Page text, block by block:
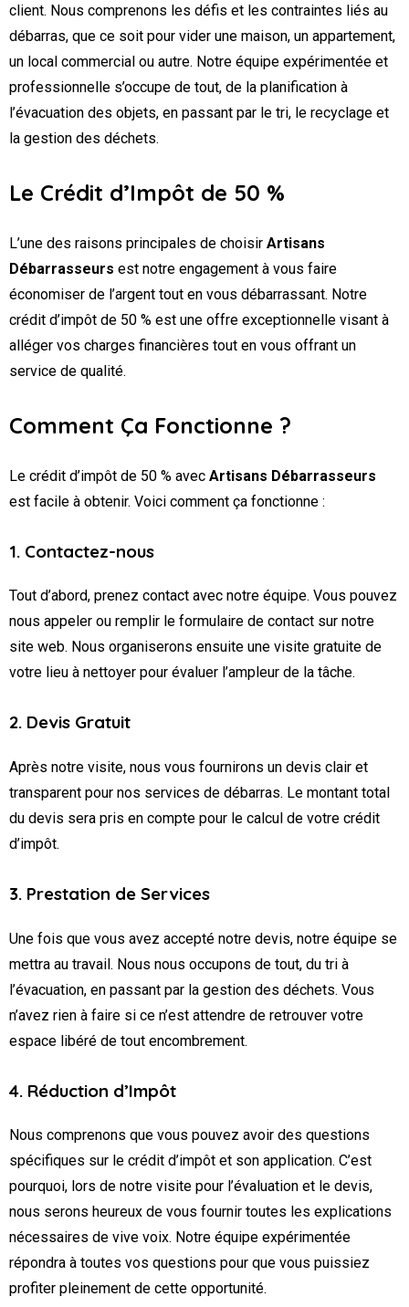
client. Nous comprenons les défis et les contraintes liés au
débarras, que ce soit pour vider une maison, un appartement,
un local commercial ou autre. Notre équipe expérimentée et
professionnelle s’occupe de tout, de la planification à
l’évacuation des objets, en passant par le tri, le recyclage et
la gestion des déchets.
Le Crédit d’Impôt de 50 %
L’une des raisons principales de choisir Artisans
Débarrasseurs est notre engagement à vous faire
économiser de l’argent tout en vous débarrassant. Notre
crédit d’impôt de 50 % est une offre exceptionnelle visant à
alléger vos charges financières tout en vous offrant un
service de qualité.
Comment Ça Fonctionne ?
Le crédit d’impôt de 50 % avec Artisans Débarrasseurs
est facile à obtenir. Voici comment ça fonctionne :
1. Contactez-nous
Tout d’abord, prenez contact avec notre équipe. Vous pouvez
nous appeler ou remplir le formulaire de contact sur notre
site web. Nous organiserons ensuite une visite gratuite de
votre lieu à nettoyer pour évaluer l’ampleur de la tâche.
2. Devis Gratuit
Après notre visite, nous vous fournirons un devis clair et
transparent pour nos services de débarras. Le montant total
du devis sera pris en compte pour le calcul de votre crédit
d’impôt.
3. Prestation de Services
Une fois que vous avez accepté notre devis, notre équipe se
mettra au travail. Nous nous occupons de tout, du tri à
l’évacuation, en passant par la gestion des déchets. Vous
n’avez rien à faire si ce n’est attendre de retrouver votre
espace libéré de tout encombrement.
4. Réduction d’Impôt
Nous comprenons que vous pouvez avoir des questions
spécifiques sur le crédit d’impôt et son application. C’est
pourquoi, lors de notre visite pour l’évaluation et le devis,
nous serons heureux de vous fournir toutes les explications
nécessaires de vive voix. Notre équipe expérimentée
répondra à toutes vos questions pour que vous puissiez
profiter pleinement de cette opportunité.